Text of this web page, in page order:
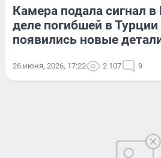
Камера подала сигнал
деле погибшей в
появились новые
26 июня, 2026, 17:22 2 107 9